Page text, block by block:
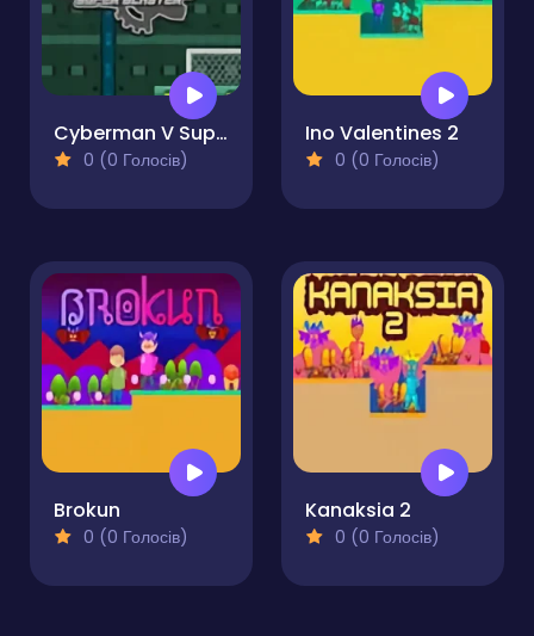
Cyberman V Super Blaster
0 (0 Голосів)
Ino Valentines 2
0 (0 Голосів)
Brokun
0 (0 Голосів)
Kanaksia 2
0 (0 Голосів)